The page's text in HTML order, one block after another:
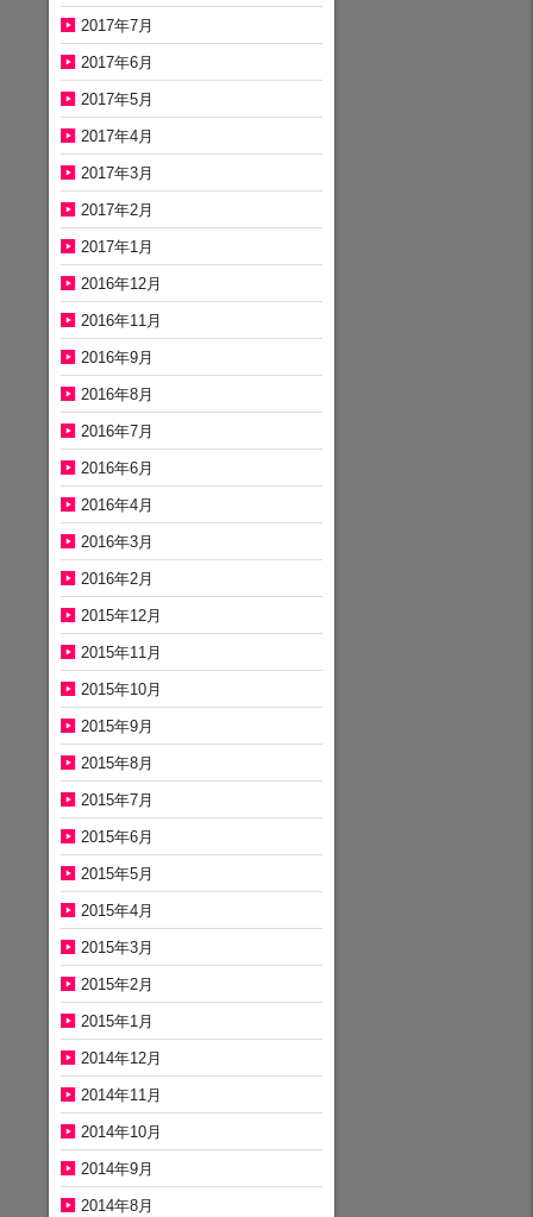
2017年7月
2017年6月
2017年5月
2017年4月
2017年3月
2017年2月
2017年1月
2016年12月
2016年11月
2016年9月
2016年8月
2016年7月
2016年6月
2016年4月
2016年3月
2016年2月
2015年12月
2015年11月
2015年10月
2015年9月
2015年8月
2015年7月
2015年6月
2015年5月
2015年4月
2015年3月
2015年2月
2015年1月
2014年12月
2014年11月
2014年10月
2014年9月
2014年8月